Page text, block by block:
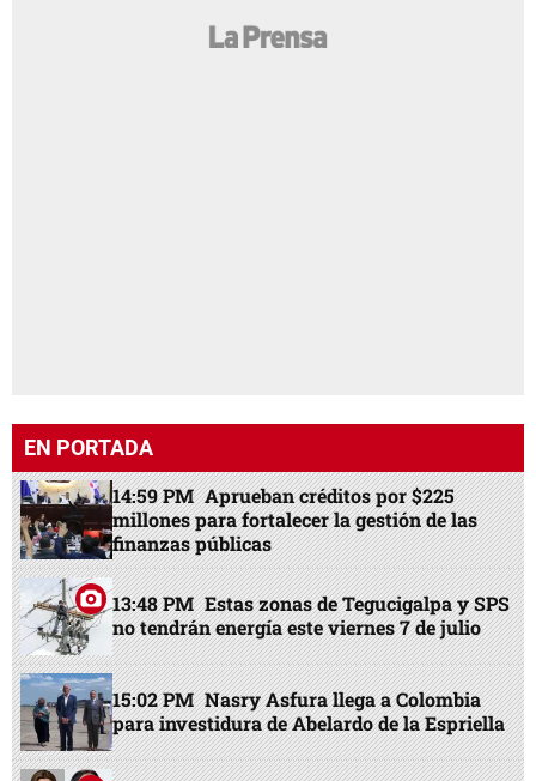
EN PORTADA
14:59 PM Aprueban créditos por $225
millones para fortalecer la gestión de las
finanzas públicas
13:48 PM Estas zonas de Tegucigalpa y SPS
no tendrán energía este viernes 7 de julio
15:02 PM Nasry Asfura llega a Colombia
para investidura de Abelardo de la Espriella